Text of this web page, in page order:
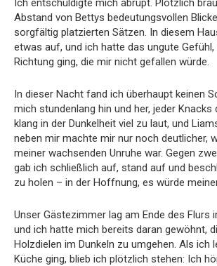
Ich entschuldigte mich abrupt. Plötzlich
Abstand von Bettys bedeutungsvollen
sorgfältig platzierten Sätzen. In diesem
etwas auf, und ich hatte das ungute Gefühl,
Richtung ging, die mir nicht gefallen würde.
In dieser Nacht fand ich überhaupt keinen
mich stundenlang hin und her, jeder Knacks
klang in der Dunkelheit viel zu laut, und
neben mir machte mir nur noch deutlicher,
meiner wachsenden Unruhe war. Gegen
gab ich schließlich auf, stand auf und
zu holen – in der Hoffnung, es würde
Unser Gästezimmer lag am Ende des Flurs
und ich hatte mich bereits daran gewöhnt,
Holzdielen im Dunkeln zu umgehen. Als ich
Küche ging, blieb ich plötzlich stehen: Ich